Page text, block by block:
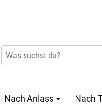
Nach Anlass Nach